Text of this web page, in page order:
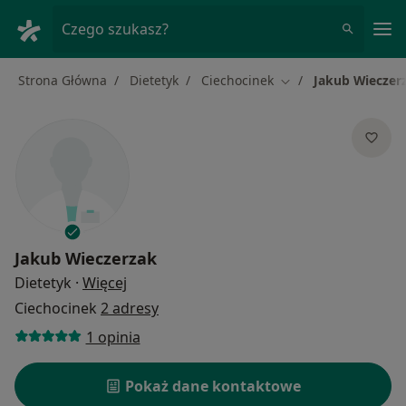
Czego szukasz?
Strona Główna Dietetyk Ciechocinek Zmień miasto
Jakub
Jakub Wieczerzak
Dietetyk · Więcej
Ciechocinek 2 adresy
1 opinia
Pokaż dane kontaktowe